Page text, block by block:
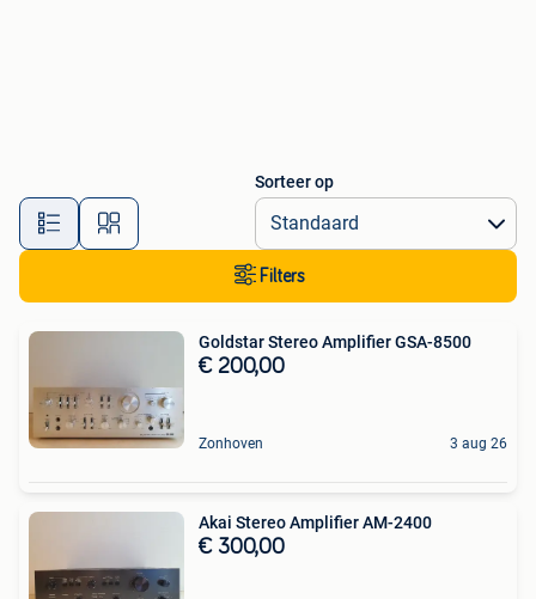
Sorteer op
Filters
Goldstar Stereo Amplifier GSA-8500
€ 200,00
Zonhoven 3 aug 26
Akai Stereo Amplifier AM-2400
€ 300,00